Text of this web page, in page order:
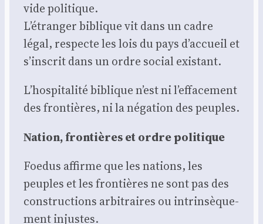
vide poli­tique.
L’étranger biblique vit dans un cadre
légal, res­pecte les lois du pays d’accueil et
s’inscrit dans un ordre social exis­tant.
L’hospitalité biblique n’est ni l’effacement
des fron­tières, ni la néga­tion des peuples.
Nation, fron­tières et ordre poli­tique
Foe­dus affirme que les nations, les
peuples et les fron­tières ne sont pas des
construc­tions arbi­traires ou intrin­sè­que­
ment injustes.